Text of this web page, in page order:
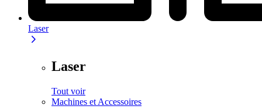
Laser
Laser
Tout voir
Machines et Accessoires